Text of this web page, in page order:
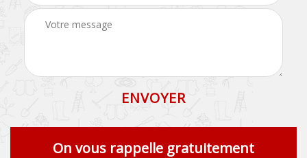
On vous rappelle gratuitement